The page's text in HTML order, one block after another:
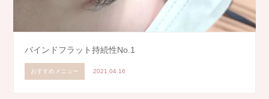
バインドフラット持続性No.1
おすすめメニュー 2021.04.16